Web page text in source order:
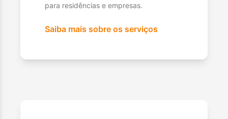
para residências e empresas.
Saiba mais sobre os serviços